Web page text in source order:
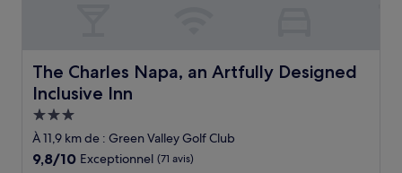
The Charles Napa, an Artfully Designed
Inclusive Inn
The Charles Napa, an Artfully Designed Inclusive Inn
Hébergement
3.0 étoiles
À 11,9 km de : Green Valley Golf Club
9.8
9,8/10 Exceptionnel (71 avis)